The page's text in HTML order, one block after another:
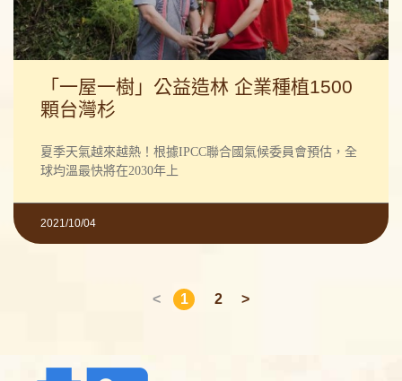
「一屋一樹」公益造林 企業種植1500
顆台灣杉
夏季天氣越來越熱！根據IPCC聯合國氣候委員會預估，全
球均溫最快將在2030年上
2021/10/04
< 1 2 >